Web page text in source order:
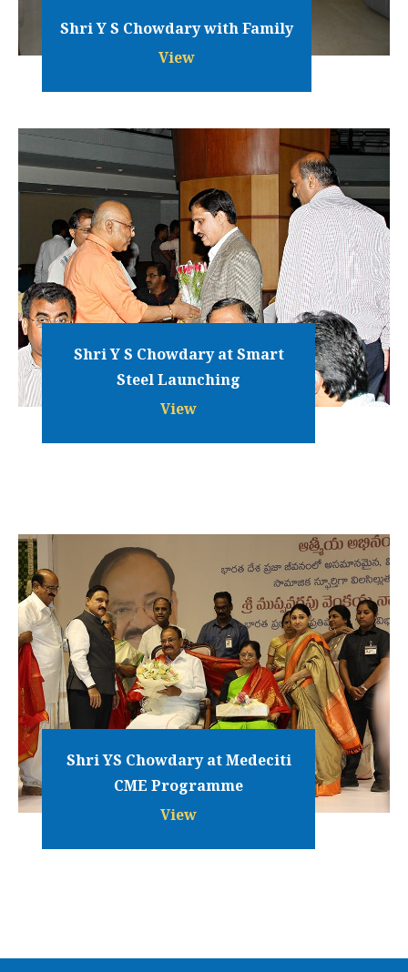
Shri Y S Chowdary with Family
View
Shri Y S Chowdary at Smart
Steel Launching
View
Shri YS Chowdary at Medeciti
CME Programme
View